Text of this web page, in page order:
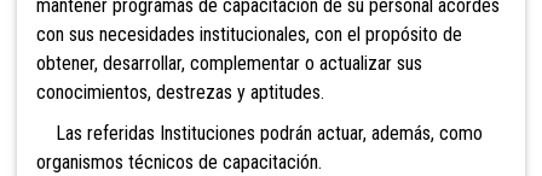
mantener programas de capacitación de su personal acordes
con sus necesidades institucionales, con el propósito de
obtener, desarrollar, complementar o actualizar sus
conocimientos, destrezas y aptitudes.
Las referidas Instituciones podrán actuar, además, como
organismos técnicos de capacitación.